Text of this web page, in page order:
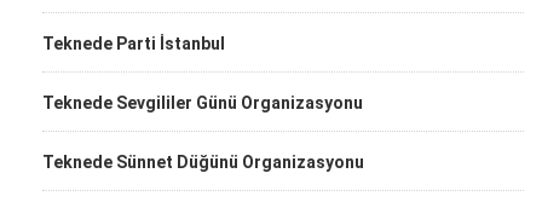
Teknede Parti İstanbul
Teknede Sevgililer Günü Organizasyonu
Teknede Sünnet Düğünü Organizasyonu